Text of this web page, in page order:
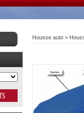
Housse auto >